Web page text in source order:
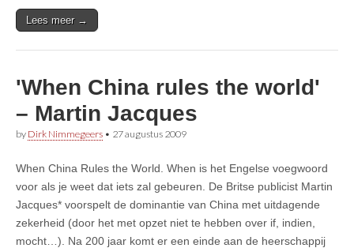
Lees meer →
'When China rules the world'
– Martin Jacques
by Dirk Nimmegeers • 27 augustus 2009
When China Rules the World. When is het Engelse voegwoord
voor als je weet dat iets zal gebeuren. De Britse publicist Martin
Jacques* voorspelt de dominantie van China met uitdagende
zekerheid (door het met opzet niet te hebben over if, indien,
mocht…). Na 200 jaar komt er een einde aan de heerschappij